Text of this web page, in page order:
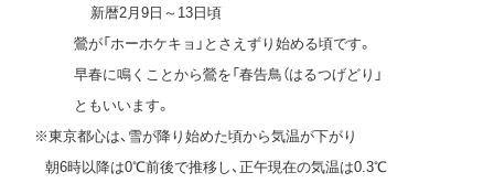
新暦2月9日～13日頃
鶯が「ホーホケキョ」とさえずり始める頃です。
早春に鳴くことから鶯を「春告鳥（はるつげどり」
ともいいます。
※東京都心は、雪が降り始めた頃から気温が下がり
朝6時以降は0℃前後で推移し、正午現在の気温は0.3℃